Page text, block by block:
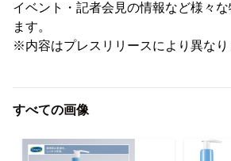
イベント・記者会見の情報など様々
ます。
※内容はプレスリリースにより異なり
すべての画像